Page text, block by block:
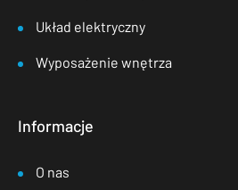
Układ elektryczny
Wyposażenie wnętrza
Informacje
O nas